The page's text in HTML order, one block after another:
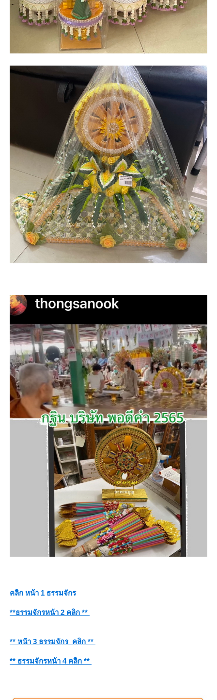
คลิก หน้า 1 ธรรมจักร
**ธรรมจักรหน้า 2 คลิก **
** หน้า 3 ธรรมจักร คลิก **
** ธรรมจักรหน้า 4 คลิก **